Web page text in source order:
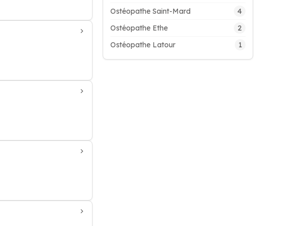
Ostéopathe Saint-Mard
4
Ostéopathe Ethe 2
Ostéopathe Latour 1